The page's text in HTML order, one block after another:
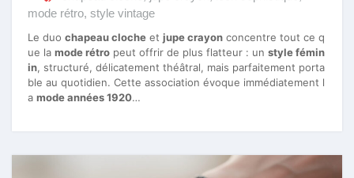
mode rétro, style vintage
Le duo chapeau cloche et jupe crayon concentre tout ce q
ue la mode rétro peut offrir de plus flatteur : un style fémin
in, structuré, délicatement théâtral, mais parfaitement porta
ble au quotidien. Cette association évoque immédiatement l
a mode années 1920…